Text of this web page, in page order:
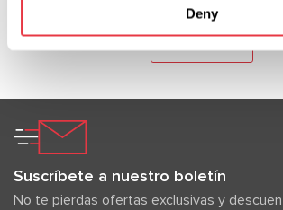
Deny
Suscríbete a nuestro boletín
No te pierdas ofertas exclusivas y